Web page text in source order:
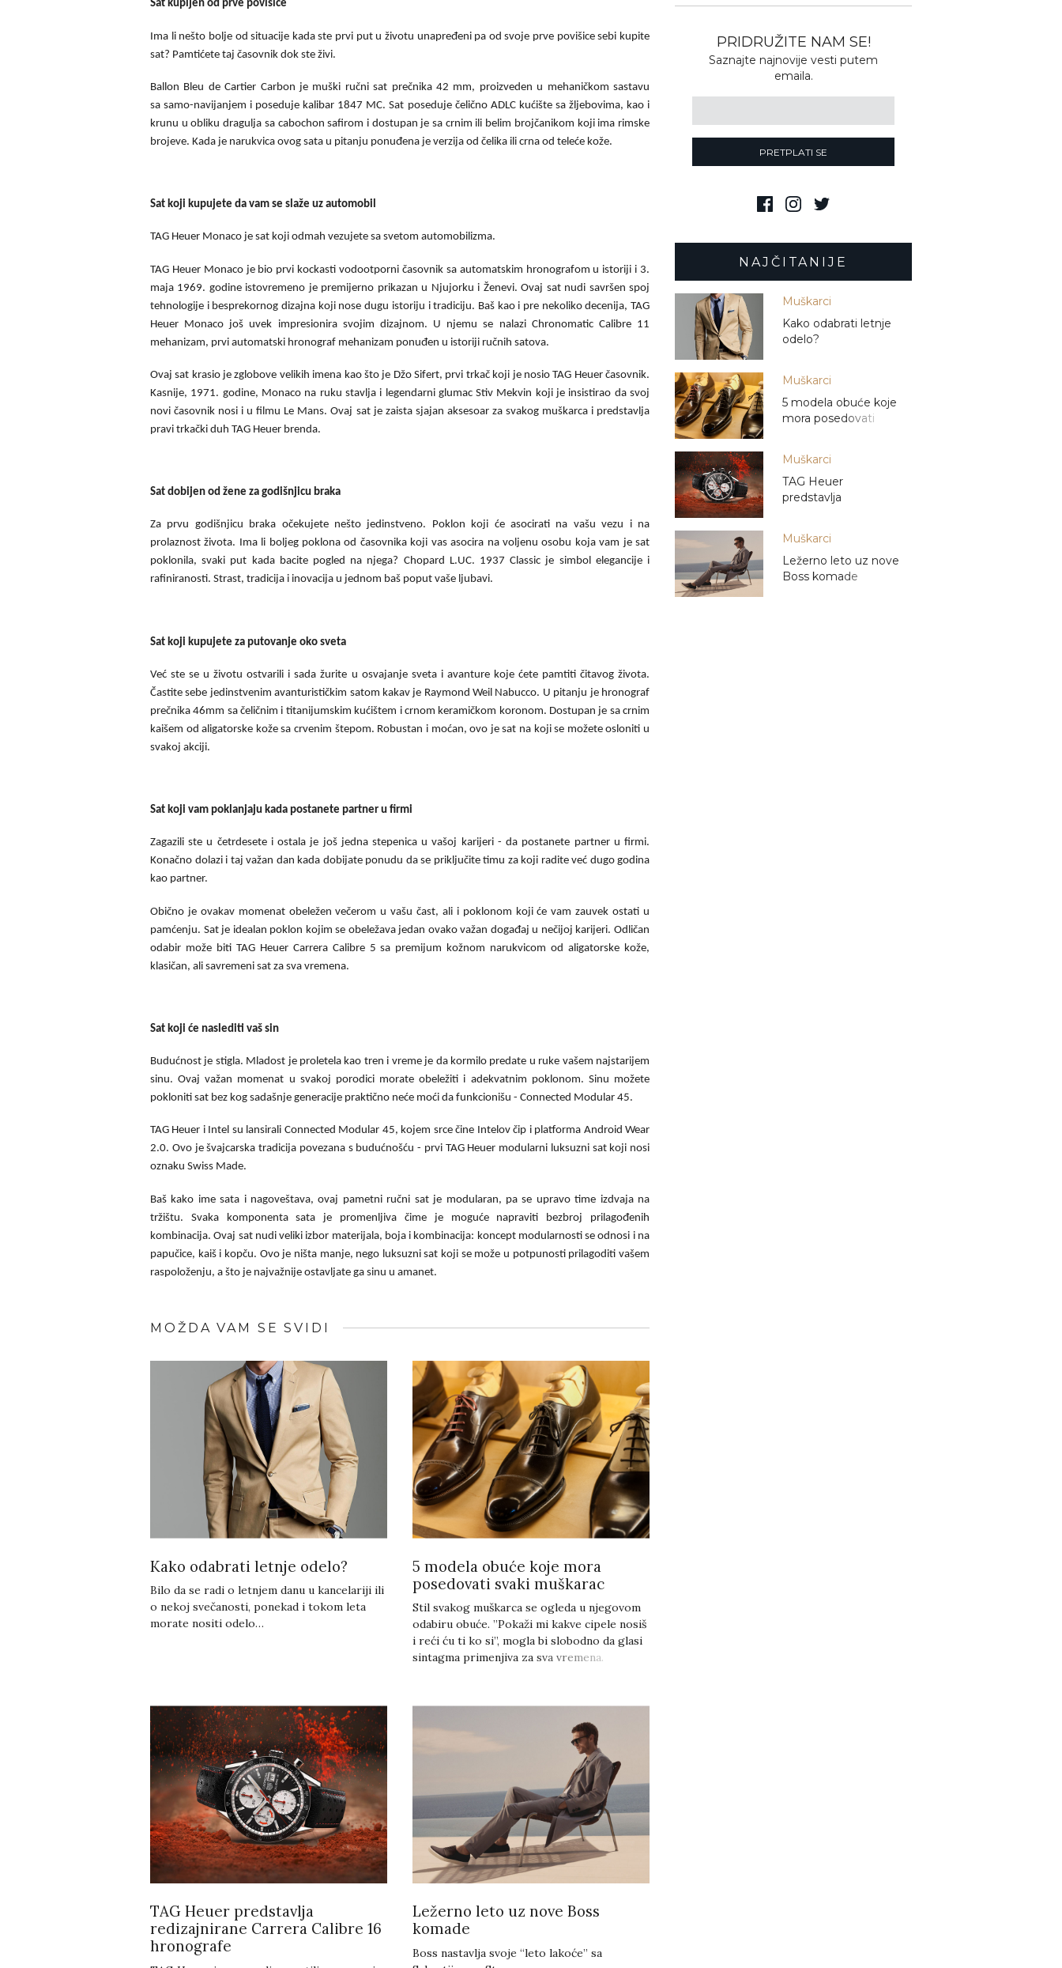
Sat kupljen od prve povišice
Ima li nešto bolje od situacije kada ste prvi put u životu unapređeni pa od svoje prve povišice sebi kupite
sat? Pamtićete taj časovnik dok ste živi.
Ballon Bleu de Cartier Carbon je muški ručni sat prečnika 42 mm, proizveden u mehaničkom sastavu
sa samo-navijanjem i poseduje kalibar 1847 MC. Sat poseduje čelično ADLC kućište sa žljebovima, kao i
krunu u obliku dragulja sa cabochon safirom i dostupan je sa crnim ili belim brojčanikom koji ima rimske
brojeve. Kada je narukvica ovog sata u pitanju ponuđena je verzija od čelika ili crna od teleće kože.
Sat koji kupujete da vam se slaže uz automobil
TAG Heuer Monaco je sat koji odmah vezujete sa svetom automobilizma.
TAG Heuer Monaco je bio prvi kockasti vodootporni časovnik sa automatskim hronografom u istoriji i 3.
maja 1969. godine istovremeno je premijerno prikazan u Njujorku i Ženevi. Ovaj sat nudi savršen spoj
tehnologije i besprekornog dizajna koji nose dugu istoriju i tradiciju. Baš kao i pre nekoliko decenija, TAG
Heuer Monaco još uvek impresionira svojim dizajnom. U njemu se nalazi Chronomatic Calibre 11
mehanizam, prvi automatski hronograf mehanizam ponuđen u istoriji ručnih satova.
Ovaj sat krasio je zglobove velikih imena kao što je Džo Sifert, prvi trkač koji je nosio TAG Heuer časovnik.
Kasnije, 1971. godine, Monaco na ruku stavlja i legendarni glumac Stiv Mekvin koji je insistirao da svoj
novi časovnik nosi i u filmu Le Mans. Ovaj sat je zaista sjajan aksesoar za svakog muškarca i predstavlja
pravi trkački duh TAG Heuer brenda.
Sat dobijen od žene za godišnjicu braka
Za prvu godišnjicu braka očekujete nešto jedinstveno. Poklon koji će asocirati na vašu vezu i na
prolaznost života. Ima li boljeg poklona od časovnika koji vas asocira na voljenu osobu koja vam je sat
poklonila, svaki put kada bacite pogled na njega? Chopard L.UC. 1937 Classic je simbol elegancije i
rafiniranosti. Strast, tradicija i inovacija u jednom baš poput vaše ljubavi.
Sat koji kupujete za putovanje oko sveta
Već ste se u životu ostvarili i sada žurite u osvajanje sveta i avanture koje ćete pamtiti čitavog života.
Častite sebe jedinstvenim avanturističkim satom kakav je Raymond Weil Nabucco. U pitanju je hronograf
prečnika 46mm sa čeličnim i titanijumskim kućištem i crnom keramičkom koronom. Dostupan je sa crnim
kaišem od aligatorske kože sa crvenim štepom. Robustan i moćan, ovo je sat na koji se možete osloniti u
svakoj akciji.
Sat koji vam poklanjaju kada postanete partner u firmi
Zagazili ste u četrdesete i ostala je još jedna stepenica u vašoj karijeri - da postanete partner u firmi.
Konačno dolazi i taj važan dan kada dobijate ponudu da se priključite timu za koji radite već dugo godina
kao partner.
Obično je ovakav momenat obeležen večerom u vašu čast, ali i poklonom koji će vam zauvek ostati u
pamćenju. Sat je idealan poklon kojim se obeležava jedan ovako važan događaj u nečijoj karijeri. Odličan
odabir može biti TAG Heuer Carrera Calibre 5 sa premijum kožnom narukvicom od aligatorske kože,
klasičan, ali savremeni sat za sva vremena.
Sat koji će naslediti vaš sin
Budućnost je stigla. Mladost je proletela kao tren i vreme je da kormilo predate u ruke vašem najstarijem
sinu. Ovaj važan momenat u svakoj porodici morate obeležiti i adekvatnim poklonom. Sinu možete
pokloniti sat bez kog sadašnje generacije praktično neće moći da funkcionišu - Connected Modular 45.
TAG Heuer i Intel su lansirali Connected Modular 45, kojem srce čine Intelov čip i platforma Android Wear
2.0. Ovo je švajcarska tradicija povezana s budućnošću - prvi TAG Heuer modularni luksuzni sat koji nosi
oznaku Swiss Made.
Baš kako ime sata i nagoveštava, ovaj pametni ručni sat je modularan, pa se upravo time izdvaja na
tržištu. Svaka komponenta sata je promenljiva čime je moguće napraviti bezbroj prilagođenih
kombinacija. Ovaj sat nudi veliki izbor materijala, boja i kombinacija: koncept modularnosti se odnosi i na
papučice, kaiš i kopču. Ovo je ništa manje, nego luksuzni sat koji se može u potpunosti prilagoditi vašem
raspoloženju, a što je najvažnije ostavljate ga sinu u amanet.
MOŽDA VAM SE SVIDI
Kako odabrati letnje odelo?
Bilo da se radi o letnjem danu u kancelariji ili
o nekoj svečanosti, ponekad i tokom leta
morate nositi odelo…
5 modela obuće koje mora
posedovati svaki muškarac
Stil svakog muškarca se ogleda u njegovom
odabiru obuće. ”Pokaži mi kakve cipele nosiš
i reći ću ti ko si”, mogla bi slobodno da glasi
sintagma primenjiva za sva vremena.
TAG Heuer predstavlja
redizajnirane Carrera Calibre 16
hronografe
Ležerno leto uz nove Boss
komade
Boss nastavlja svoje “leto lakoće” sa
PRIDRUŽITE NAM SE!
Saznajte najnovije vesti putem
emaila.
PRETPLATI SE
NAJČITANIJE
Muškarci
Kako odabrati letnje
odelo?
Muškarci
5 modela obuće koje
mora posedovati
Muškarci
TAG Heuer
predstavlja
Muškarci
Ležerno leto uz nove
Boss komade